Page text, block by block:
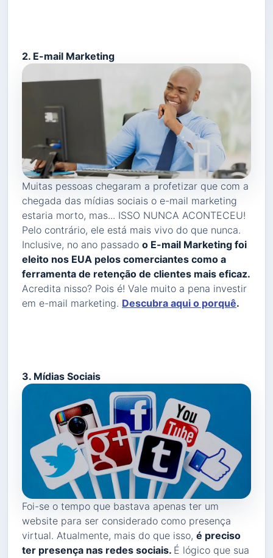
2. E-mail Marketing
Muitas pessoas chegaram a profetizar que com a
chegada das mídias sociais o e-mail marketing
estaria morto, mas... ISSO NUNCA ACONTECEU!
Pelo contrário, ele está mais vivo do que nunca.
Inclusive, no ano passado o E-mail Marketing foi
eleito nos EUA pelos comerciantes como a
ferramenta de retenção de clientes mais eficaz.
Acredita nisso? Pois é! Vale muito a pena investir
em e-mail marketing. Descubra aqui o porquê.
3. Mídias Sociais
Foi-se o tempo que bastava apenas ter um
website para ser considerado como presença
virtual. Atualmente, mais do que isso, é preciso
ter presença nas redes sociais. É lógico que sua